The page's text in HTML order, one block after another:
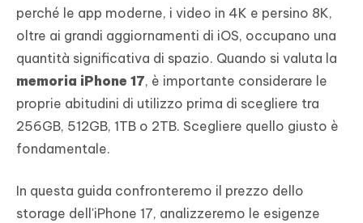
perché le app moderne, i video in 4K e persino 8K,
oltre ai grandi aggiornamenti di iOS, occupano una
quantità significativa di spazio. Quando si valuta la
memoria iPhone 17, è importante considerare le
proprie abitudini di utilizzo prima di scegliere tra
256GB, 512GB, 1TB o 2TB. Scegliere quello giusto è
fondamentale.
In questa guida confronteremo il prezzo dello
storage dell'iPhone 17, analizzeremo le esigenze